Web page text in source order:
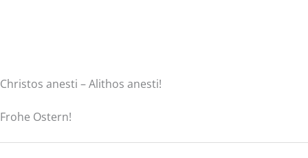
Christos anesti – Alithos anesti!
Frohe Ostern!